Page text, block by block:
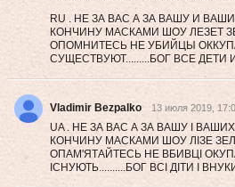
RU . НЕ ЗА ВАС А ЗА ВАШУ И
КОНЧИНУ МАСКАМИ ШОУ ЛЕЗЕТ
ОПОМНИТЕСЬ НЕ УБИЙЦЫ
СУЩЕСТВУЮТ.........БОГ ВСЕ ДЕТИ
Vladimir Bezpalko 13 июля 2019,
UA . НЕ ЗА ВАС А ЗА ВАШУ І ВАШИХ
КОНЧИНУ МАСКАМИ ШОУ ЛІЗЕ
ОПАМ'ЯТАЙТЕСЬ НЕ ВБИВЦІ
ІСНУЮТЬ..........БОГ ВСІ ДІТИ І